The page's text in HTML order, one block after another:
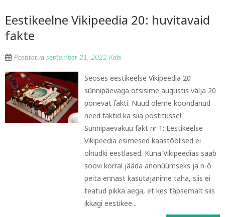
Eestikeelne Vikipeedia 20: huvitavaid
fakte
Postitatud september 21, 2022 Käbi
Seoses eestikeelse Vikipeedia 20
sünnipäevaga otsisime augustis välja 20
põnevat fakti. Nüüd oleme koondanud
need faktid ka siia postitusse!
Sünnipäevakuu fakt nr 1: Eestikeelse
Vikipeedia esimesed kaastöölised ei
olnudki eestlased. Kuna Vikipeedias saab
soovi korral jääda anonüümseks ja n-ö
peita ennast kasutajanime taha, siis ei
teatud pikka aega, et kes täpsemalt siis
ikkagi eestikee...